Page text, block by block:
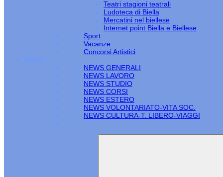
Teatri stagioni teatrali
Ludoteca di Biella
Mercatini nel biellese
Internet point Biella e Biellese
Sport
Vacanze
Concorsi Artistici
NEWS
NEWS GENERALI
NEWS LAVORO
NEWS STUDIO
NEWS CORSI
NEWS ESTERO
NEWS VOLONTARIATO-VITA SOC.
NEWS CULTURA-T. LIBERO-VIAGGI